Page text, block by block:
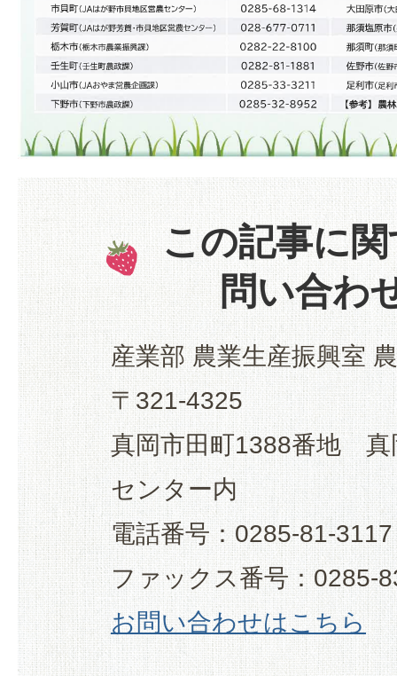
この記事に
問い合わ
産業部 農業生産振興室
〒321-4325
真岡市田町1388番地 真
センター内
電話番号：0285-81-3117
ファックス番号：0285-
お問い合わせはこちら